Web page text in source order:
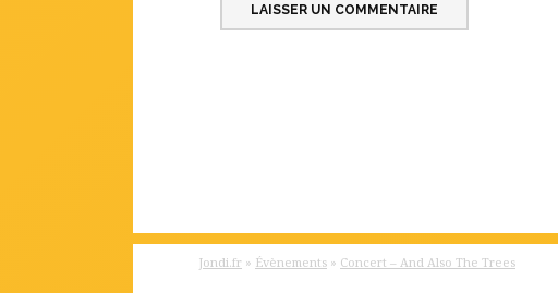
Jondi.fr » Évènements » Concert – And Also The Trees